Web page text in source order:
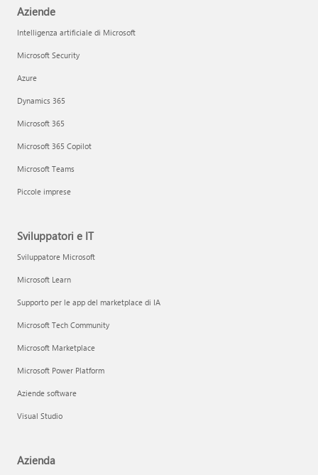
Aziende
Intelligenza artificiale di Microsoft
Microsoft Security
Azure
Dynamics 365
Microsoft 365
Microsoft 365 Copilot
Microsoft Teams
Piccole imprese
Sviluppatori e IT
Sviluppatore Microsoft
Microsoft Learn
Supporto per le app del marketplace di IA
Microsoft Tech Community
Microsoft Marketplace
Microsoft Power Platform
Aziende software
Visual Studio
Azienda